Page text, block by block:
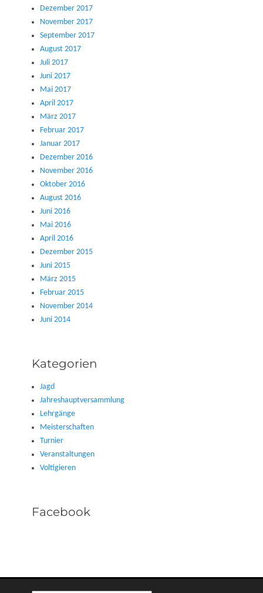
Dezember 2017
November 2017
September 2017
August 2017
Juli 2017
Juni 2017
Mai 2017
April 2017
März 2017
Februar 2017
Januar 2017
Dezember 2016
November 2016
Oktober 2016
August 2016
Juni 2016
Mai 2016
April 2016
Dezember 2015
Juni 2015
März 2015
Februar 2015
November 2014
Juni 2014
Kategorien
Jagd
Jahreshauptversammlung
Lehrgänge
Meisterschaften
Turnier
Veranstaltungen
Voltigieren
Facebook